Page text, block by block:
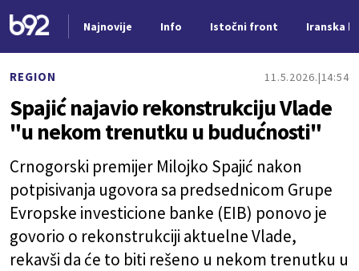
Najnovije Info Istočni front Iranska
REGION 11.5.2026. 14:54
Spajić najavio rekonstrukciju Vlade
"u nekom trenutku u budućnosti"
Crnogorski premijer Milojko Spajić nakon
potpisivanja ugovora sa predsednicom Grupe
Evropske investicione banke (EIB) ponovo je
govorio o rekonstrukciji aktuelne Vlade,
rekavši da će to biti rešeno u nekom trenutku u